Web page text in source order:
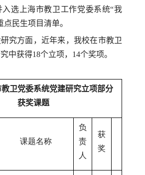
选上海市教卫工作党委系统“我
点民生项目清单。
究方面，近年来，我校在市教卫
中获得18个立项， 14个奖项。
教卫党委系统党建研究立项部分
获奖课题
课题名称
负
责
人
获
奖